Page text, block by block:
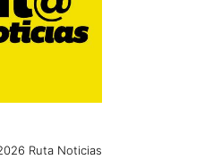
Ruta Noticias